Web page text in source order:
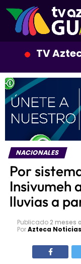
TV
NACIONALES
Por
Insivumeh
lluvias a
Publicado2 meses
PorAzteca Noticias